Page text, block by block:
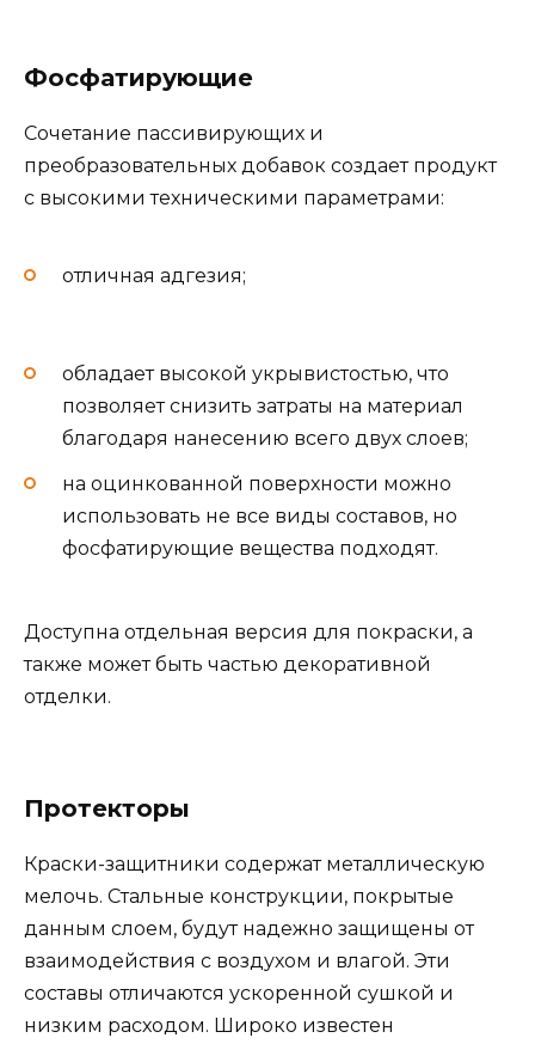
Фосфатирующие
Сочетание пассивирующих и
преобразовательных добавок создает продукт
с высокими техническими параметрами:
отличная адгезия;
обладает высокой укрывистостью, что
позволяет снизить затраты на материал
благодаря нанесению всего двух слоев;
на оцинкованной поверхности можно
использовать не все виды составов, но
фосфатирующие вещества подходят.
Доступна отдельная версия для покраски, а
также может быть частью декоративной
отделки.
Протекторы
Краски-защитники содержат металлическую
мелочь. Стальные конструкции, покрытые
данным слоем, будут надежно защищены от
взаимодействия с воздухом и влагой. Эти
составы отличаются ускоренной сушкой и
низким расходом. Широко известен